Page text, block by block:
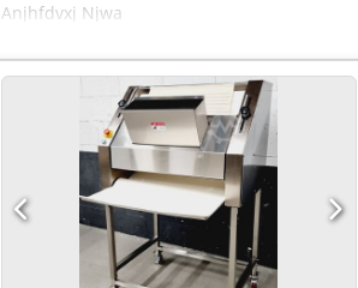
Anjhfdvxj Njwa